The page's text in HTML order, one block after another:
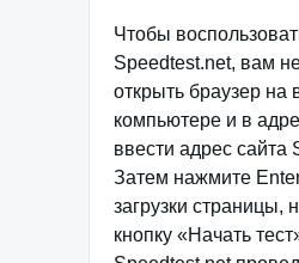
Чтобы
Speedtest.net, вам
открыть браузер на
компьютере и в
ввести адрес сайта
Затем нажмите
загрузки страницы,
кнопку «Начать